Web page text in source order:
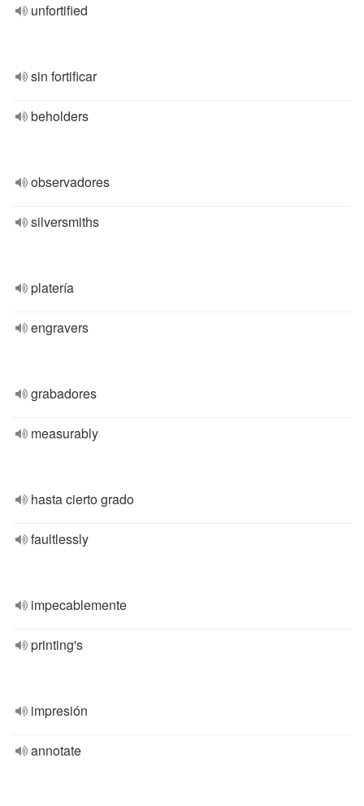
unfortified
sin fortificar
beholders
observadores
silversmiths
platería
engravers
grabadores
measurably
hasta cierto grado
faultlessly
impecablemente
printing's
impresión
annotate